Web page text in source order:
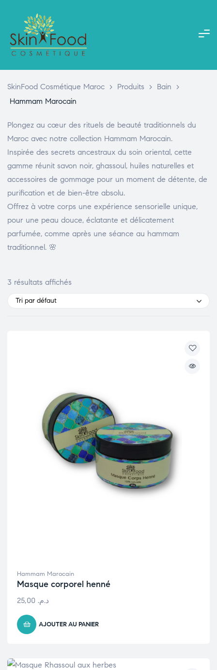
SkinFood Cosmétique Maroc > Produits > Bain
>
Hammam Marocain
Plongez au cœur des rituels de beauté traditionnels du
Maroc avec notre collection Hammam Marocain.
Inspirée des secrets ancestraux du soin oriental, cette
gamme réunit savon noir, ghassoul, huiles naturelles et
accessoires de gommage pour un moment de détente, de
purification et de bien-être absolu.
Offrez à votre corps une expérience sensorielle unique,
pour une peau douce, éclatante et délicatement
parfumée, comme après une séance au hammam
traditionnel. 🌸
3 résultats affichés
Tri par défaut
Hammam Marocain
Masque corporel henné
د.م.
AJOUTER AU PANIER